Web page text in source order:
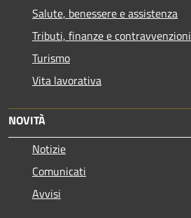
Salute, benessere e assistenza
Tributi, finanze e contravvenzioni
Turismo
Vita lavorativa
NOVITÀ
Notizie
Comunicati
Avvisi